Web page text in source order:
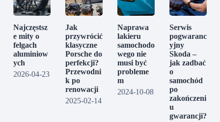
Najczęstsz
e mity o
felgach
aluminiow
ych
2026-04-23
Jak
przywrócić
klasyczne
Porsche do
perfekcji?
Przewodni
k po
renowacji
2025-02-14
Naprawa
lakieru
samochodo
wego nie
musi być
probleme
m
2024-10-08
Serwis
pogwaranc
yjny
Skoda –
jak zadbać
o
samochód
po
zakończeni
u
gwarancji?